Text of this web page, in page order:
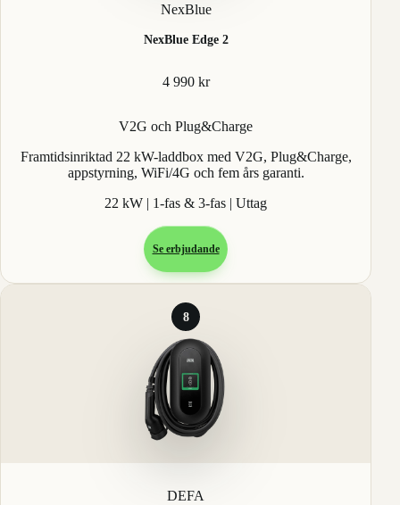
NexBlue
NexBlue Edge 2
4 990 kr
V2G och Plug&Charge
Framtidsinriktad 22 kW-laddbox med V2G, Plug&Charge,
appstyrning, WiFi/4G och fem års garanti.
22 kW | 1-fas & 3-fas | Uttag
Se erbjudande
8
DEFA